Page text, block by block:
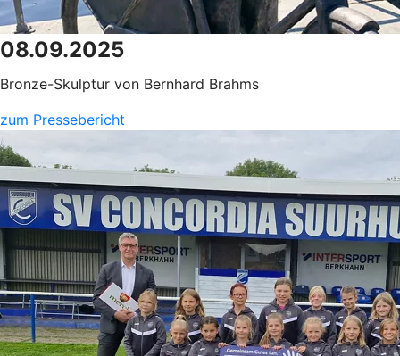
08.09.2025
Bronze-Skulptur von Bernhard Brahms
zum Pressebericht